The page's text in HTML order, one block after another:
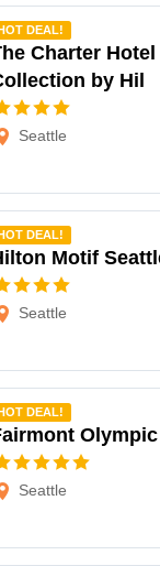
DEAL!
Charter
by Hil
Seattle
DEAL!
Motif
Seattle
DEAL!
Seattle